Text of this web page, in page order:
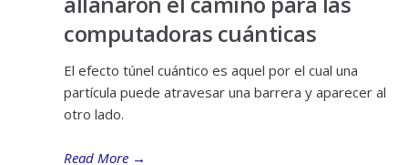
computadoras cuánticas
El efecto túnel cuántico es aquel por el cual una
partícula puede atravesar una barrera y aparecer al
otro lado.
Read More →